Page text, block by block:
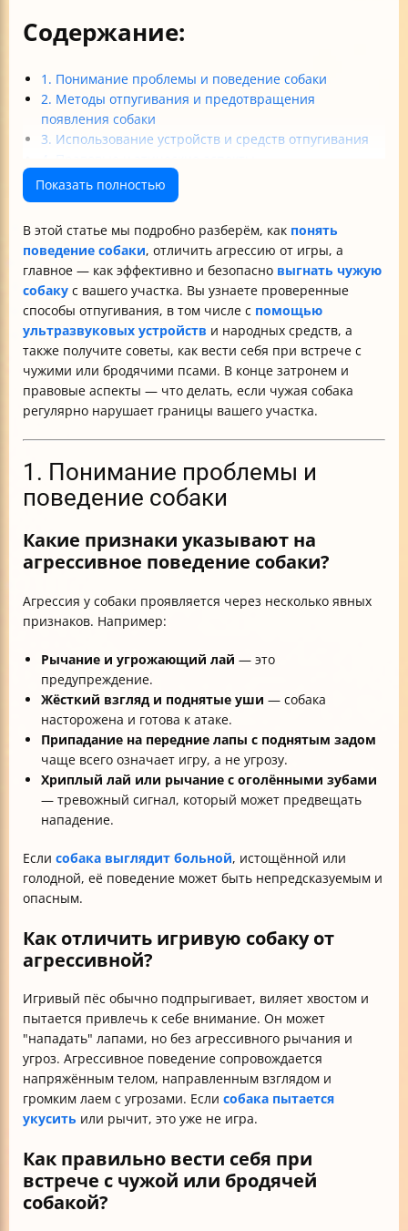
Содержание:
1. Понимание проблемы и поведение собаки
2. Методы отпугивания и предотвращения
появления собаки
3. Использование устройств и средств отпугивания
Практические советы для защиты вашего дома и
участка от чужих собак
Показать полностью
В этой статье мы подробно разберём, как понять
поведение собаки, отличить агрессию от игры, а
главное — как эффективно и безопасно выгнать чужую
собаку с вашего участка. Вы узнаете проверенные
способы отпугивания, в том числе с помощью
ультразвуковых устройств и народных средств, а
также получите советы, как вести себя при встрече с
чужими или бродячими псами. В конце затронем и
правовые аспекты — что делать, если чужая собака
регулярно нарушает границы вашего участка.
1. Понимание проблемы и
поведение собаки
Какие признаки указывают на
агрессивное поведение собаки?
Агрессия у собаки проявляется через несколько явных
признаков. Например:
Рычание и угрожающий лай — это
предупреждение.
Жёсткий взгляд и поднятые уши — собака
насторожена и готова к атаке.
Припадание на передние лапы с поднятым задом
чаще всего означает игру, а не угрозу.
Хриплый лай или рычание с оголёнными зубами
— тревожный сигнал, который может предвещать
нападение.
Если собака выглядит больной, истощённой или
голодной, её поведение может быть непредсказуемым и
опасным.
Как отличить игривую собаку от
агрессивной?
Игривый пёс обычно подпрыгивает, виляет хвостом и
пытается привлечь к себе внимание. Он может
"нападать" лапами, но без агрессивного рычания и
угроз. Агрессивное поведение сопровождается
напряжённым телом, направленным взглядом и
громким лаем с угрозами. Если собака пытается
укусить или рычит, это уже не игра.
Как правильно вести себя при
встрече с чужой или бродячей
собакой?